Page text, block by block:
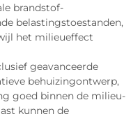
brandstof-
belastingstoestanden,
het milieueffect
geavanceerde
behuizingontwerp,
goed binnen de milieu-
kunnen de